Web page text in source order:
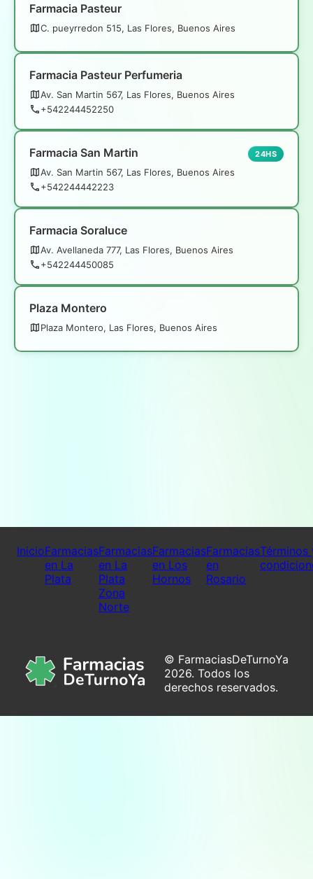
Farmacia Pasteur
C. pueyrredon 515, Las Flores, Buenos Aires
Farmacia Pasteur Perfumeria
Av. San Martin 567, Las Flores, Buenos Aires
+542244452250
Farmacia San Martin
Av. San Martin 567, Las Flores, Buenos Aires
+542244442223
24HS
Farmacia Soraluce
Av. Avellaneda 777, Las Flores, Buenos Aires
+542244450085
Plaza Montero
Plaza Montero, Las Flores, Buenos Aires
InicioFarmacias
en La
Plata
Farmacias
en La
Plata
Zona
Norte
Farmacias
en Los
Hornos
Farmacias
en
Rosario
Términos
© FarmaciasDeTurnoYa
2026. Todos los
derechos reservados.